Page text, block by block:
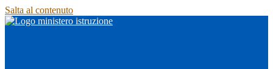
Salta al contenuto